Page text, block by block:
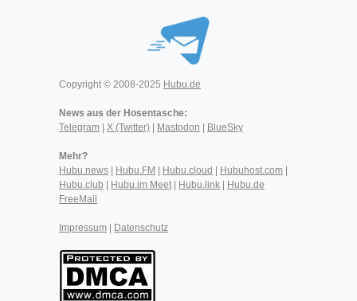
Copyright © 2008-2025 Hubu.de
News aus der Hosentasche:
Telegram
X (Twitter) Mastodon BlueSky
Mehr?
Hubu.news
Hubu.FM Hubu.cloud Hubuhost.com
Hubu.club
Hubu.im Meet| Hubu.link
Hubu.de
FreeMail
Impressum Datenschutz